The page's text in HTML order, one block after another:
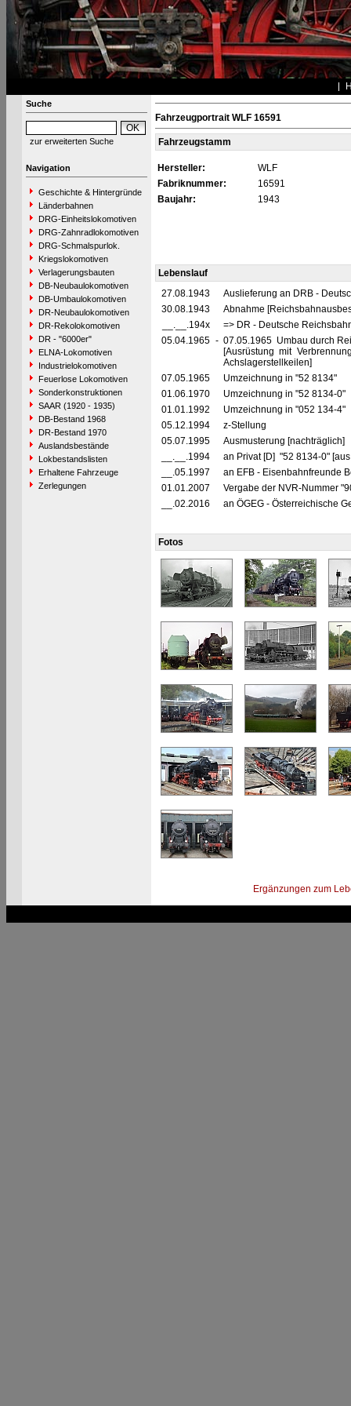
Suche
zur erweiterten Suche
Navigation
Geschichte & Hintergründe
Länderbahnen
DRG-Einheitslokomotiven
DRG-Zahnradlokomotiven
DRG-Schmalspurlok.
Kriegslokomotiven
Verlagerungsbauten
DB-Neubaulokomotiven
DB-Umbaulokomotiven
DR-Neubaulokomotiven
DR-Rekolokomotiven
DR - "6000er"
ELNA-Lokomotiven
Industrielokomotiven
Feuerlose Lokomotiven
Sonderkonstruktionen
SAAR (1920 - 1935)
DB-Bestand 1968
DR-Bestand 1970
Auslandsbestände
Lokbestandslisten
Erhaltene Fahrzeuge
Zerlegungen
Fahrzeugportrait WLF 16591
Fahrzeugstamm
Hersteller:
WLF
Fabriknummer:
16591
Baujahr:
1943
Lebenslauf
27.08.1943
Auslieferung an DRB -
30.08.1943
Abnahme
__.__.194x
=> DR - Deutsche
05.04.1965 - 07.05.1965 Umbau durch
[Ausrüstung mit
Achslagerstellkeilen]
07.05.1965
Umzeichnung in "52 8134"
01.06.1970
Umzeichnung in "52 8134-0"
01.01.1992
Umzeichnung in "052 134-4"
05.12.1994
z-Stellung
05.07.1995
Ausmusterung [nachträglich]
__.__.1994
an Privat [D] "52 8134-0"
__.05.1997
an EFB - Eisenbahnfreunde
01.01.2007
Vergabe der NVR-Nummer
__.02.2016
an ÖGEG - Österreichische
Fotos
Ergänzungen zum